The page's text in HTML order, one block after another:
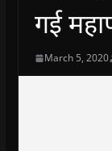
गई
March 5, 2020